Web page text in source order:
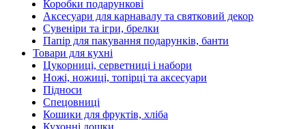
Коробки подарункові
Аксесуари для карнавалу та святковий декор
Сувеніри та ігри, брелки
Папір для пакування подарунків, банти
Товари для кухні
Цукорниці, серветниці і набори
Ножі, ножиці, топірці та аксесуари
Підноси
Спецовниці
Кошики для фруктів, хліба
Кухонні дошки